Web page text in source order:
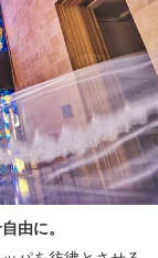
由に。